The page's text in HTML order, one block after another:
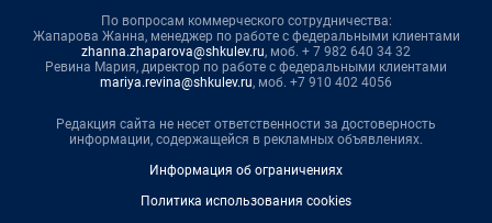
По вопросам коммерческого сотрудничества:
Жапарова Жанна, менеджер по работе с федеральными клиентами
zhanna.zhaparova@shkulev.ru, моб. + 7 982 640 34 32
Ревина Мария, директор по работе с федеральными клиентами
mariya.revina@shkulev.ru, моб. +7 910 402 4056
Редакция сайта не несет ответственности за достоверность
информации, содержащейся в рекламных объявлениях.
Информация об ограничениях
Политика использования cookies